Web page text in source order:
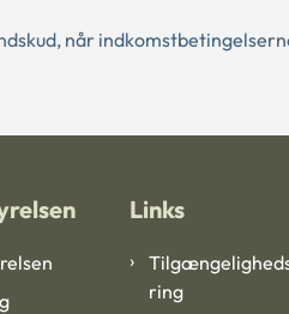
når
Links
ring